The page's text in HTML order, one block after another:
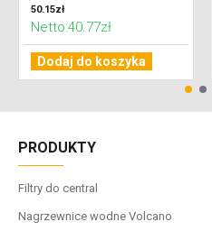
50.15zł
Netto:40.77zł
Dodaj do koszyka
PRODUKTY
Filtry do central
Nagrzewnice wodne Volcano